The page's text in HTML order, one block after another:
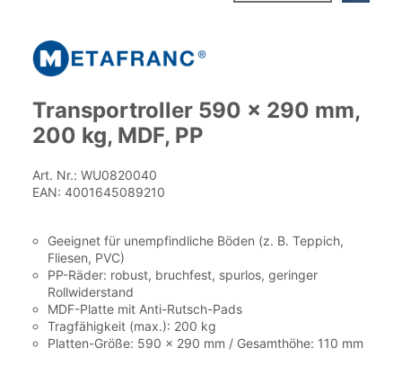
der
Bildgalerie
springen
Transportroller 590 x 290 mm,
200 kg, MDF, PP
Art. Nr.: WU0820040
EAN: 4001645089210
Geeignet für unempfindliche Böden (z. B. Teppich,
Fliesen, PVC)
PP-Räder: robust, bruchfest, spurlos, geringer
Rollwiderstand
MDF-Platte mit Anti-Rutsch-Pads
Tragfähigkeit (max.): 200 kg
Platten-Größe: 590 x 290 mm / Gesamthöhe: 110 mm